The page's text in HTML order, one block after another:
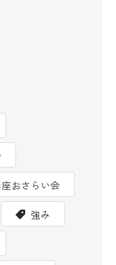
おさらい会
強み